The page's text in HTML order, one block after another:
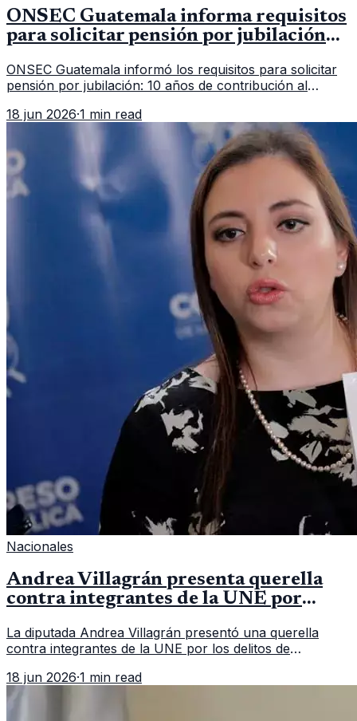
ONSEC Guatemala informa requisitos
para solicitar pensión por jubilación
ONSEC Guatemala informó los requisitos para solicitar
pensión por jubilación: 10 años de contribución al
importar edad.
18 jun 2026·1 min read
Nacionales
Andrea Villagrán presenta querella
contra integrantes de la UNE por
La diputada Andrea Villagrán presentó una querella
contra integrantes de la UNE por los delitos de
18 jun 2026·1 min read